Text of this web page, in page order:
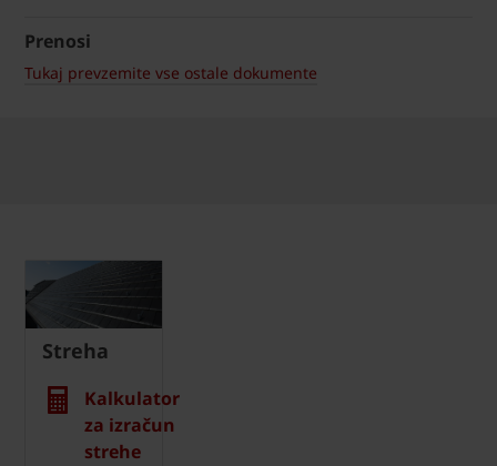
Prenosi
Tukaj prevzemite vse ostale dokumente
Streha
Kalkulator
za izračun
strehe